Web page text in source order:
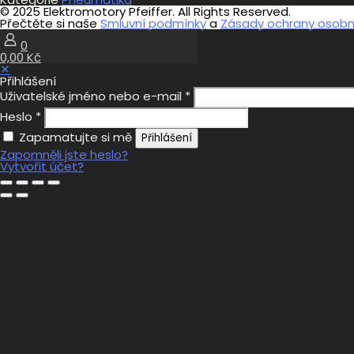
množství
© 2025 Elektromotory Pfeiffer. All Rights Reserved.
Přečtěte si naše Smluvní podmínkya Zásady ochrany
0
0,00 Kč
✕
Přihlášení
Uživatelské jméno nebo e-mail *
Heslo *
Zapamatujte si mě
Přihlášení
Zapomněli jste heslo?
Vytvořit účet?